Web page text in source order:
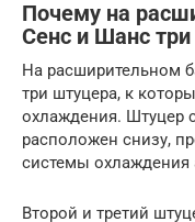
Почему на
Сенс и Шанс
На расширительном
три штуцера, к
охлаждения. Штуцер
расположен снизу,
системы охлаждения
Второй и третий